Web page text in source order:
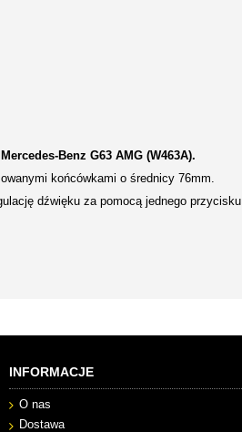
Mercedes-Benz G63 AMG (W463A).
końcówkami o średnicy 76mm.
dźwięku za pomocą jednego przycisku.
INFORMACJE
O nas
Dostawa